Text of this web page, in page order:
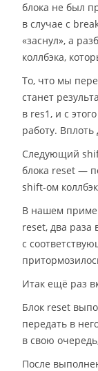
блока не был
в случае с
«заснул», а
коллбэка,
То, что мы
станет
в res1, и с
работу.
Следующий
блока reset —
shift-ом
В нашем
reset, два раза
с
Итак ещё раз
Блок reset
передать в
в свою
После